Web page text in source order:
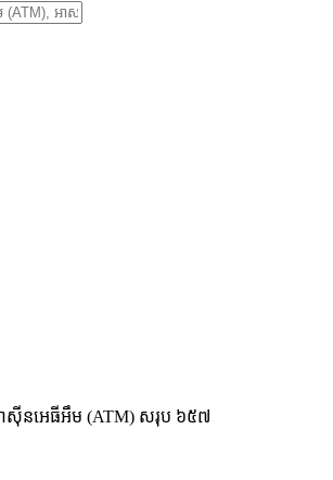
ស៊ីនអេធីអឹម (ATM) សរុប ៦៥៧